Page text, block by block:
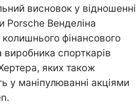
висновок у відношенні
Porsche Венделіна
колишнього фінансового
виробника спорткарів
яких також
у маніпулюванні акціями